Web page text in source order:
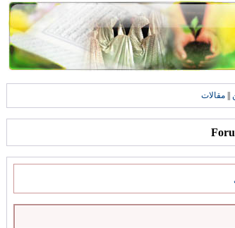
مقالات